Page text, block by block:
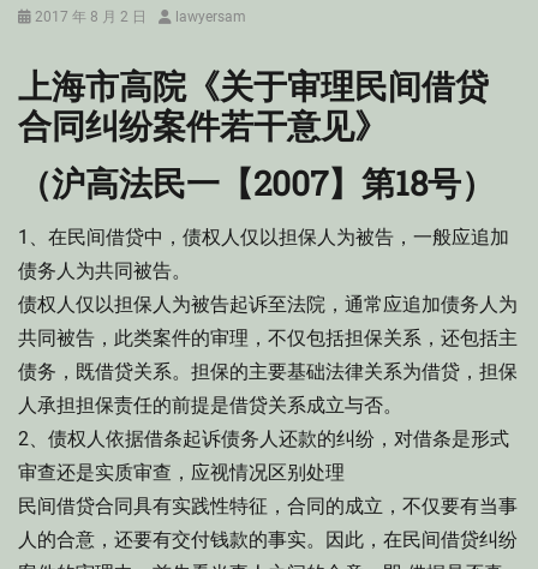
Posted
2017 年 8 月 2 日 Authorlawyersam
上海市高院《关于审理民间借贷
合同纠纷案件若干意见》
（沪高法民一【2007】第18号）
1、在民间借贷中，债权人仅以担保人为被告，一般应追加
债务人为共同被告。
债权人仅以担保人为被告起诉至法院，通常应追加债务人为
共同被告，此类案件的审理，不仅包括担保关系，还包括主
债务，既借贷关系。担保的主要基础法律关系为借贷，担保
人承担担保责任的前提是借贷关系成立与否。
2、债权人依据借条起诉债务人还款的纠纷，对借条是形式
审查还是实质审查，应视情况区别处理
民间借贷合同具有实践性特征，合同的成立，不仅要有当事
人的合意，还要有交付钱款的事实。因此，在民间借贷纠纷